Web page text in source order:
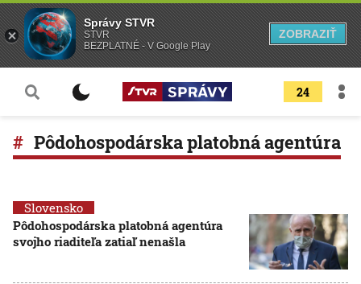
24
Pôdohospodárska platobná agentúra
Slovensko
Pôdohospodárska platobná agentúra
svojho riaditeľa zatiaľ nenašla
Správy STVR
STVR
BEZPLATNÉ - V Google Play
ZOBRAZIŤ